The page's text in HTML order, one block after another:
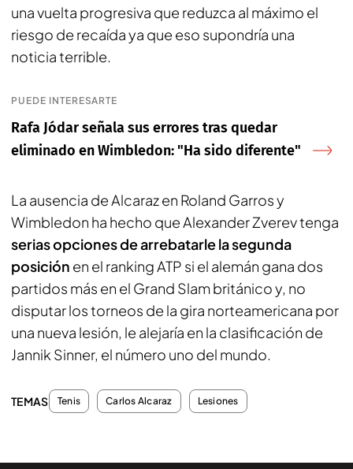
una vuelta progresiva que reduzca al máximo el
riesgo de recaída ya que eso supondría una
noticia terrible.
PUEDE INTERESARTE
Rafa Jódar señala sus errores tras quedar
eliminado en Wimbledon: "Ha sido diferente"
La ausencia de Alcaraz en Roland Garros y
Wimbledon ha hecho que Alexander Zverev tenga
serias opciones de arrebatarle la segunda
posición en el ranking ATP si el alemán gana dos
partidos más en el Grand Slam británico y, no
disputar los torneos de la gira norteamericana por
una nueva lesión, le alejaría en la clasificación de
Jannik Sinner, el número uno del mundo.
TEMAS Tenis Carlos Alcaraz Lesiones